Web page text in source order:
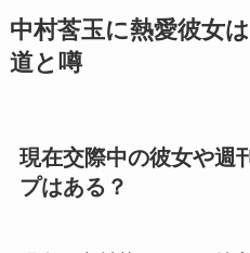
中村莟玉に熱愛彼女
道と噂
現在交際中の彼女や週
プはある？